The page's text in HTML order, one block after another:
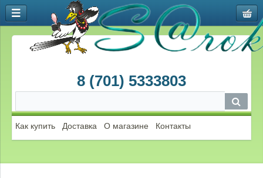
8 (701) 5333803
Как купить Доставка О магазине Контакты